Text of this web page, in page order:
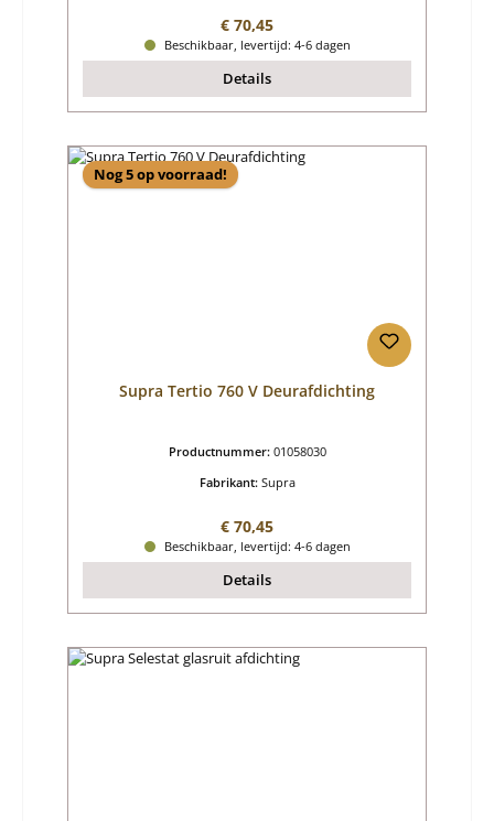
Normale prijs:
€ 70,45
Beschikbaar, levertijd: 4-6 dagen
Details
Nog 5 op voorraad!
Supra Tertio 760 V Deurafdichting
Productnummer: 01058030
Fabrikant: Supra
Normale prijs:
€ 70,45
Beschikbaar, levertijd: 4-6 dagen
Details